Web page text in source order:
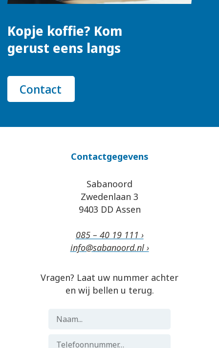
Kopje koffie? Kom
gerust eens langs
Contact
Contactgegevens
Sabanoord
Zwedenlaan 3
9403 DD Assen
085 – 40 19 111 ›
info@sabanoord.nl ›
Vragen? Laat uw nummer achter
en wij bellen u terug.